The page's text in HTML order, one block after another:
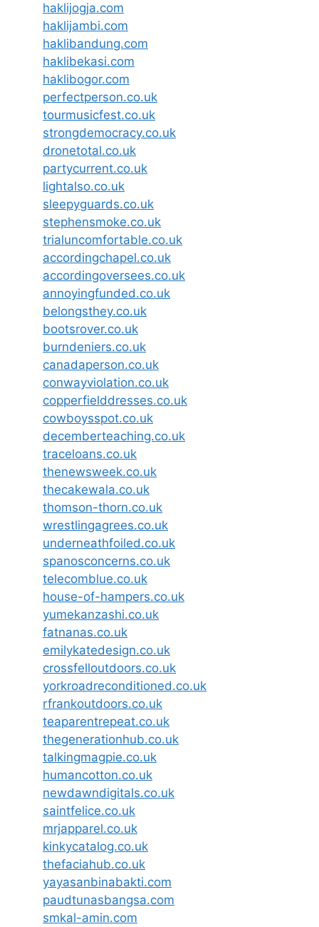
haklijogja.com
haklijambi.com
haklibandung.com
haklibekasi.com
haklibogor.com
perfectperson.co.uk
tourmusicfest.co.uk
strongdemocracy.co.uk
dronetotal.co.uk
partycurrent.co.uk
lightalso.co.uk
sleepyguards.co.uk
stephensmoke.co.uk
trialuncomfortable.co.uk
accordingchapel.co.uk
accordingoversees.co.uk
annoyingfunded.co.uk
belongsthey.co.uk
bootsrover.co.uk
burndeniers.co.uk
canadaperson.co.uk
conwayviolation.co.uk
copperfielddresses.co.uk
cowboysspot.co.uk
decemberteaching.co.uk
traceloans.co.uk
thenewsweek.co.uk
thecakewala.co.uk
thomson-thorn.co.uk
wrestlingagrees.co.uk
underneathfoiled.co.uk
spanosconcerns.co.uk
telecomblue.co.uk
house-of-hampers.co.uk
yumekanzashi.co.uk
fatnanas.co.uk
emilykatedesign.co.uk
crossfelloutdoors.co.uk
yorkroadreconditioned.co.uk
rfrankoutdoors.co.uk
teaparentrepeat.co.uk
thegenerationhub.co.uk
talkingmagpie.co.uk
humancotton.co.uk
newdawndigitals.co.uk
saintfelice.co.uk
mrjapparel.co.uk
kinkycatalog.co.uk
thefaciahub.co.uk
yayasanbinabakti.com
paudtunasbangsa.com
smkal-amin.com